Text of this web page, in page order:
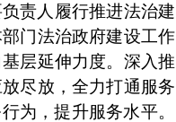
责人履行推进法治建
门法治政府建设工作
层延伸力度。深入推
尽放，全力打通服务
为，提升服务水平。